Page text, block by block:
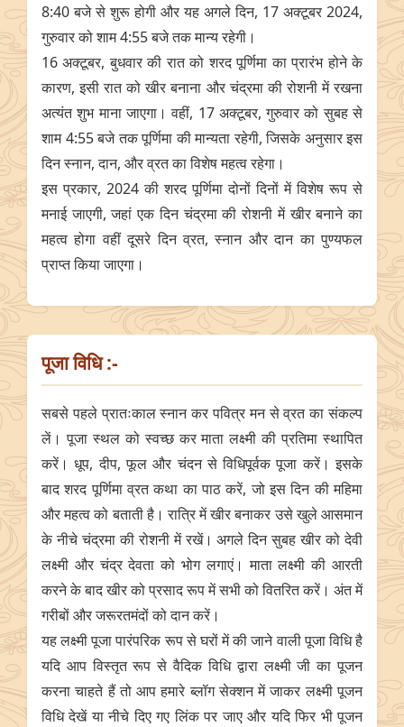
8:40 बजे से शुरू होगी और यह अगले दिन, 17 अक्टूबर 2024,
गुरुवार को शाम 4:55 बजे तक मान्य रहेगी।
16 अक्टूबर, बुधवार की रात को शरद पूर्णिमा का प्रारंभ होने के
कारण, इसी रात को खीर बनाना और चंद्रमा की रोशनी में रखना
अत्यंत शुभ माना जाएगा। वहीं, 17 अक्टूबर, गुरुवार को सुबह से
शाम 4:55 बजे तक पूर्णिमा की मान्यता रहेगी, जिसके अनुसार इस
दिन स्नान, दान, और व्रत का विशेष महत्व रहेगा।
इस प्रकार, 2024 की शरद पूर्णिमा दोनों दिनों में विशेष रूप से
मनाई जाएगी, जहां एक दिन चंद्रमा की रोशनी में खीर बनाने का
महत्व होगा वहीं दूसरे दिन व्रत, स्नान और दान का पुण्यफल
प्राप्त किया जाएगा।
पूजा विधि :-
सबसे पहले प्रातःकाल स्नान कर पवित्र मन से व्रत का संकल्प
लें। पूजा स्थल को स्वच्छ कर माता लक्ष्मी की प्रतिमा स्थापित
करें। धूप, दीप, फूल और चंदन से विधिपूर्वक पूजा करें। इसके
बाद शरद पूर्णिमा व्रत कथा का पाठ करें, जो इस दिन की महिमा
और महत्व को बताती है। रात्रि में खीर बनाकर उसे खुले आसमान
के नीचे चंद्रमा की रोशनी में रखें। अगले दिन सुबह खीर को देवी
लक्ष्मी और चंद्र देवता को भोग लगाएं। माता लक्ष्मी की आरती
करने के बाद खीर को प्रसाद रूप में सभी को वितरित करें। अंत में
गरीबों और जरूरतमंदों को दान करें।
यह लक्ष्मी पूजा पारंपरिक रूप से घरों में की जाने वाली पूजा विधि है
यदि आप विस्तृत रूप से वैदिक विधि द्वारा लक्ष्मी जी का पूजन
करना चाहते हैं तो आप हमारे ब्लॉग सेक्शन में जाकर लक्ष्मी पूजन
विधि देखें या नीचे दिए गए लिंक पर जाए और यदि फिर भी पूजन